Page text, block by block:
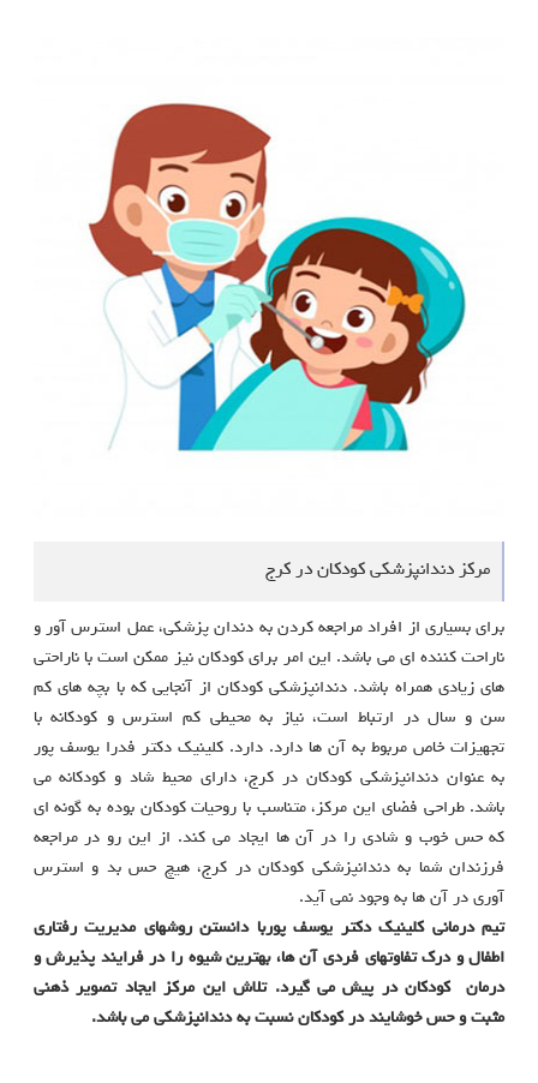
مرکز دندانپزشکی کودکان در کرج
برای بسیاری از افراد مراجعه کردن به دندان پزشکی، عمل استرس آور و
ناراحت کننده ای می باشد. این امر برای کودکان نیز ممکن است با ناراحتی
های زیادی همراه باشد. دندانپزشکی کودکان از آنجایی که با بچه های کم
سن و سال در ارتباط است، نیاز به محیطی کم استرس و کودکانه با
تجهیزات خاص مربوط به آن ها دارد. دارد. کلینیک دکتر فدرا یوسف پور
به عنوان دندانپزشکی کودکان در کرج، دارای محیط شاد و کودکانه می
باشد. طراحی فضای این مرکز، متناسب با روحیات کودکان بوده به گونه ای
که حس خوب و شادی را در آن ها ایجاد می کند. از این رو در مراجعه
فرزندان شما به دندانپزشکی کودکان در کرج، هیچ حس بد و استرس
آوری در آن ها به وجود نمی آید.
تیم درمانی کلینیک دکتر یوسف پوربا دانستن روشهای مدیریت رفتاری
اطفال و درک تفاوتهای فردی آن ها، بهترین شیوه را در فرایند پذیرش و
درمان کودکان در پیش می گیرد. تلاش این مرکز ایجاد تصویر ذهنی
مثبت و حس خوشایند در کودکان نسبت به دندانپزشکی می باشد.